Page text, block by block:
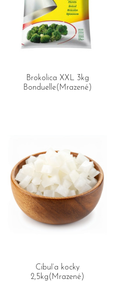
Brokolica XXL 3kg
Bonduelle(Mrazené)
Cibuľa kocky
2,5kg(Mrazené)